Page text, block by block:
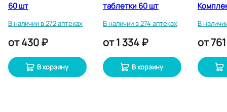
60 шт
В наличии в 272 аптеках
от430 ₽
В корзину
таблетки 60 шт
В наличии в 274 аптеках
от1 334 ₽
В корзину
В
от